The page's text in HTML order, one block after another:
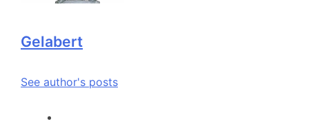
Gelabert
See author's posts